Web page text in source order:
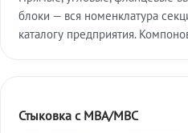
блоки — вся номенклатура
каталогу предприятия.
Стыковка с МВА/МВС